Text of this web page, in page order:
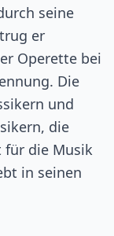
seine
er
Operette bei
Die
und
die
für die Musik
in seinen